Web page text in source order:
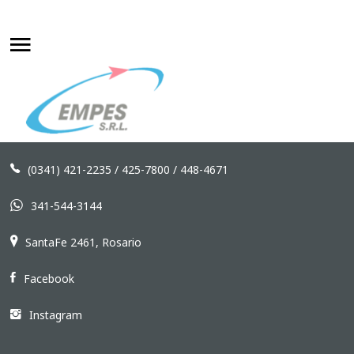
SIDEBAR
MODULE
This
a
module
to
sidebar_top
using
(0341) 421-2235 / 425-7800 / 448-4671
341-544-3144
SantaFe 2461, Rosario
Facebook
Instagram